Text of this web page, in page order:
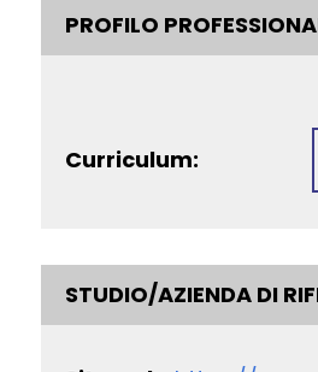
PROFILO
Curriculum:
STUDIO/AZIENDA DI